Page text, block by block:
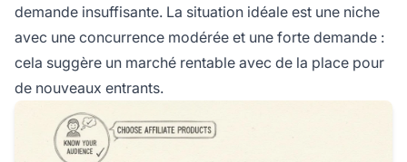
demande insuffisante. La situation idéale est une niche
avec une concurrence modérée et une forte demande :
cela suggère un marché rentable avec de la place pour
de nouveaux entrants.